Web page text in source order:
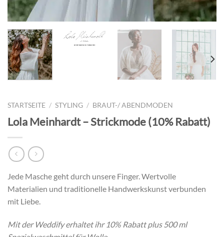
STARTSEITE / STYLING / BRAUT-/ ABENDMODEN
Lola Meinhardt – Strickmode (10% Rabatt)
Jede Masche geht durch unsere Finger. Wertvolle
Materialien und traditionelle Handwerkskunst verbunden
mit Liebe.
Mit der Weddify erhaltet ihr 10% Rabatt plus 500 ml